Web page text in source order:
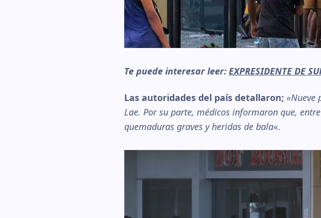
Te puede interesar leer: EXPRESIDENTE DE
Las autoridades del país detallaron; «Nueve
Lae. Por su parte, médicos informaron que,
quemaduras graves y heridas de bala«.